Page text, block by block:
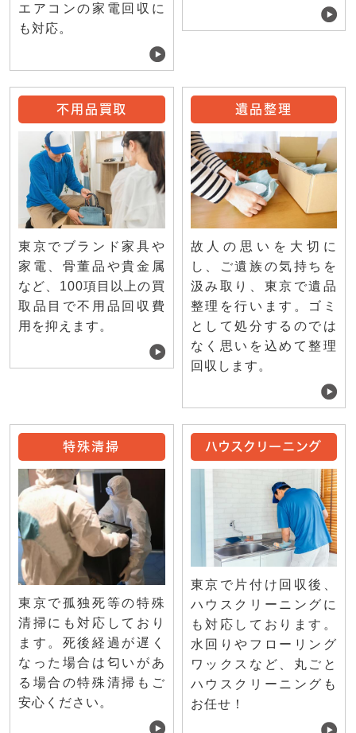
エアコンの家電回収に
も対応。
不用品買取
東京でブランド家具や
家電、骨董品や貴金属
など、100項目以上の買
取品目で不用品回収費
用を抑えます。
遺品整理
故人の思いを大切に
し、ご遺族の気持ちを
汲み取り、東京で遺品
整理を行います。ゴミ
として処分するのでは
なく思いを込めて整理
回収します。
特殊清掃
東京で孤独死等の特殊
清掃にも対応しており
ます。死後経過が遅く
なった場合は匂いがあ
る場合の特殊清掃もご
安心ください。
ハウスクリーニング
東京で片付け回収後、
ハウスクリーニングに
も対応しております。
水回りやフローリング
ワックスなど、丸ごと
ハウスクリーニングも
お任せ！